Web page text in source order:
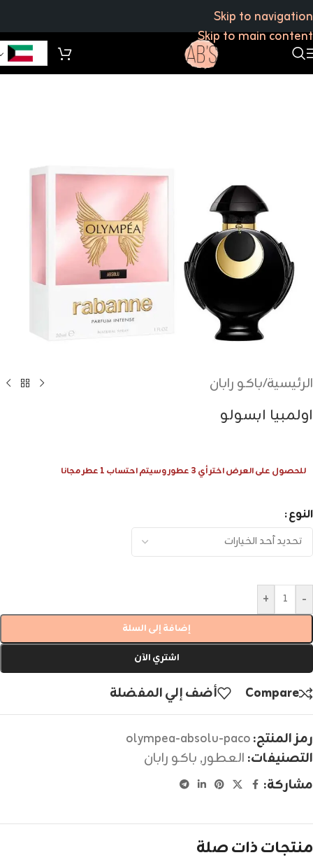
Skip to navigation
Skip to main content
الرئيسية/باكو رابان
اولمبيا ابسولو
للحصول على العرض اختر أي 3 عطور وسيتم احتساب 1 عطر مجانا
النوع
-
+
إضافة إلى السلة
اشتري الآن
Compare أضف إلي المفضلة
رمز المنتج:olympea-absolu-paco
التصنيفات: العطور, باكو رابان
مشاركة:
منتجات ذات صلة